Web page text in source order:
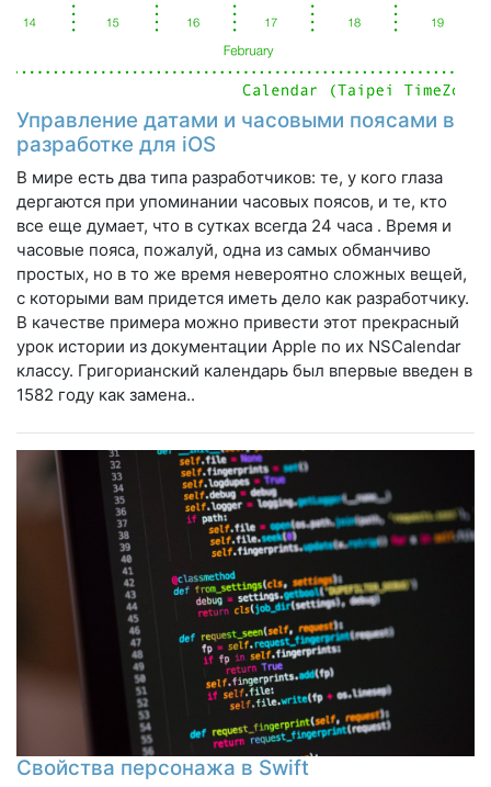
Управление датами и часовыми поясами в
разработке для iOS
В мире есть два типа разработчиков: те, у кого глаза
дергаются при упоминании часовых поясов, и те, кто
все еще думает, что в сутках всегда 24 часа . Время и
часовые пояса, пожалуй, одна из самых обманчиво
простых, но в то же время невероятно сложных вещей,
с которыми вам придется иметь дело как разработчику.
В качестве примера можно привести этот прекрасный
урок истории из документации Apple по их NSCalendar
классу. Григорианский календарь был впервые введен в
1582 году как замена..
Свойства персонажа в Swift